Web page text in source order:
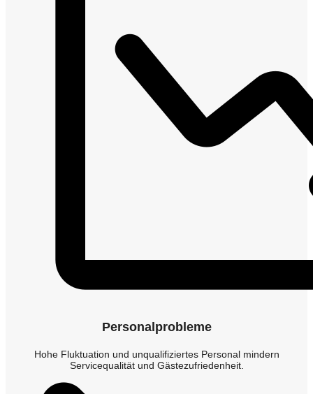
Personalprobleme
Hohe Fluktuation und unqualifiziertes Personal mindern
Servicequalität und Gästezufriedenheit.